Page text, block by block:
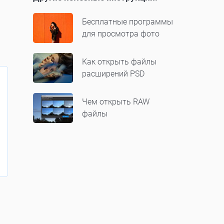
Бесплатные программы
для просмотра фото
Как открыть файлы
расширений PSD
Чем открыть RAW
файлы